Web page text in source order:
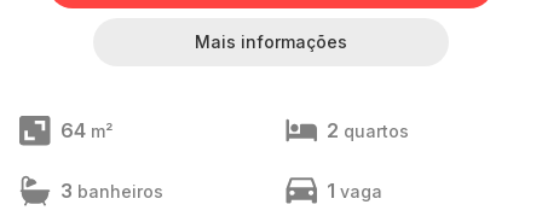
Mais informações
64 m² 2 quartos
3 banheiros 1 vaga